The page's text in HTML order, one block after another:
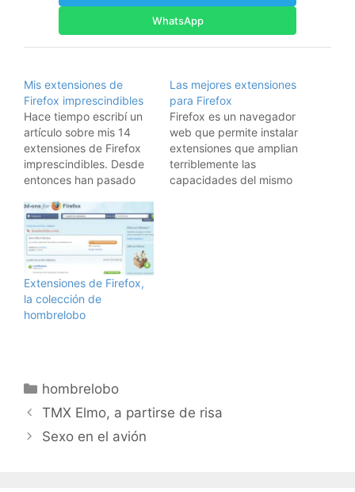
WhatsApp
Mis extensiones de
Firefox imprescindibles
Hace tiempo escribí un
artículo sobre mis 14
extensiones de Firefox
imprescindibles. Desde
entonces han pasado
voy a revisarlo,
mostrando las
extensiones nuevas que
he incorporado, y las
que todavía mantengo
de aquella lista en mi
navegador. Este es el
resultado: Mis
Las mejores extensiones
para Firefox
Firefox es un navegador
web que permite instalar
extensiones que amplian
terriblemente las
capacidades del mismo
Extensiones de Firefox,
la colección de
hombrelobo
Categorías
hombrelobo
TMX Elmo, a partirse de risa
Sexo en el avión